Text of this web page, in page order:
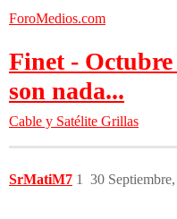
ForoMedios.com
Finet - Octubre
son nada...
Cable y Satélite Grillas
SrMatiM7 30
1